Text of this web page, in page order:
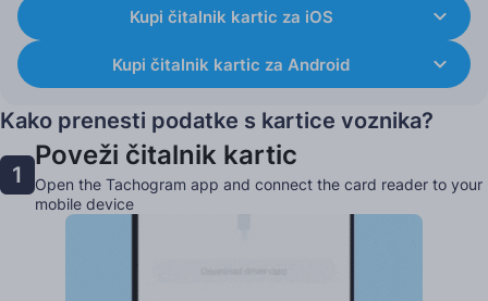
Kupi čitalnik kartic za iOS
Kupi čitalnik kartic za Android
Kako prenesti podatke s kartice voznika?
1
Poveži čitalnik kartic
Open the Tachogram app and connect the card reader to your
mobile device